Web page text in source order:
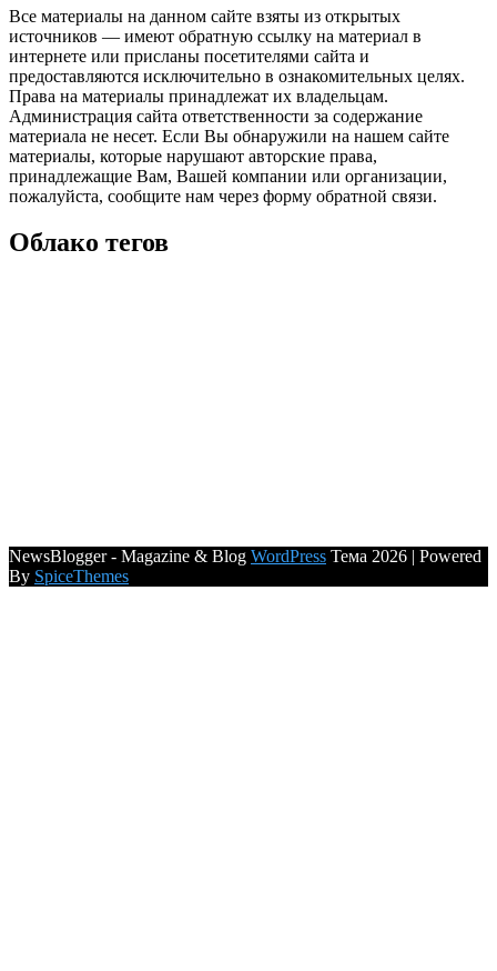
Все материалы на данном сайте взяты из открытых
источников — имеют обратную ссылку на материал в
интернете или присланы посетителями сайта и
предоставляются исключительно в ознакомительных целях.
Права на материалы принадлежат их владельцам.
Администрация сайта ответственности за содержание
материала не несет. Если Вы обнаружили на нашем сайте
материалы, которые нарушают авторские права,
принадлежащие Вам, Вашей компании или организации,
пожалуйста, сообщите нам через форму обратной связи.
Облако тегов
NewsBlogger - Magazine & Blog WordPress Тема 2026 | Powered
By SpiceThemes